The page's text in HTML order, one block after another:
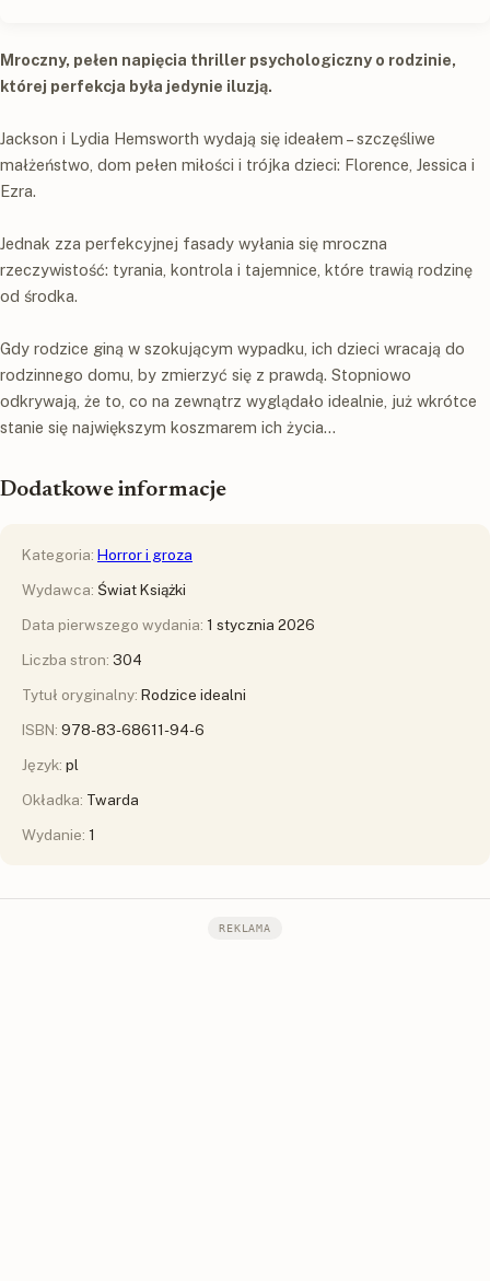
Mroczny, pełen napięcia thriller psychologiczny o rodzinie,
której perfekcja była jedynie iluzją.
Jackson i Lydia Hemsworth wydają się ideałem – szczęśliwe
małżeństwo, dom pełen miłości i trójka dzieci: Florence, Jessica i
Ezra.
Jednak zza perfekcyjnej fasady wyłania się mroczna
rzeczywistość: tyrania, kontrola i tajemnice, które trawią rodzinę
od środka.
Gdy rodzice giną w szokującym wypadku, ich dzieci wracają do
rodzinnego domu, by zmierzyć się z prawdą. Stopniowo
odkrywają, że to, co na zewnątrz wyglądało idealnie, już wkrótce
stanie się największym koszmarem ich życia…
Dodatkowe informacje
Kategoria: Horror i groza
Wydawca: Świat Książki
Data pierwszego wydania: 1 stycznia 2026
Liczba stron: 304
Tytuł oryginalny: Rodzice idealni
ISBN: 978-83-68611-94-6
Język: pl
Okładka: Twarda
Wydanie: 1
REKLAMA